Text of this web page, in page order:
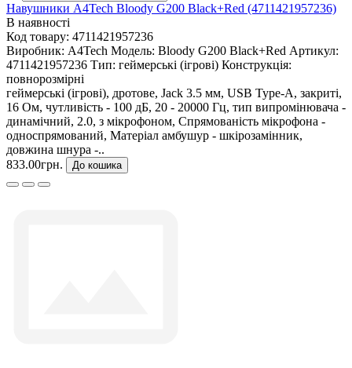
Навушники A4Tech Bloody G200 Black+Red (4711421957236)
В наявності
Код товару: 4711421957236
Виробник: A4Tech Модель: Bloody G200 Black+Red Артикул:
4711421957236 Тип: геймерські (ігрові) Конструкція:
повнорозмірні
геймерські (ігрові), дротове, Jack 3.5 мм, USB Type-A, закриті,
16 Ом, чутливість - 100 дБ, 20 - 20000 Гц, тип випромінювача -
динамічний, 2.0, з мікрофоном, Спрямованість мікрофона -
односпрямований, Матеріал амбушур - шкірозамінник,
довжина шнура -..
833.00грн.
До кошика